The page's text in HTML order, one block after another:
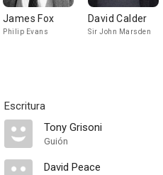
James Fox
Philip Evans
David Calder
Sir John Marsden
Escritura
Tony Grisoni
Guión
David Peace